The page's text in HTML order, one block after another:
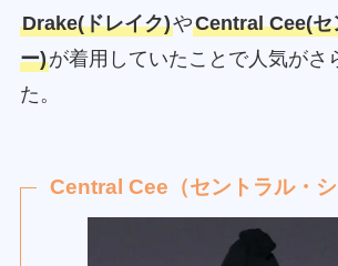
Drake(ドレイク)やCentral Cee(セ
ー)が着用していたことで人気がさ
た。
Central Cee（セントラル・シ